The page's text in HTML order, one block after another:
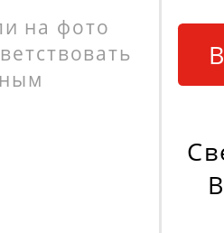
на фото